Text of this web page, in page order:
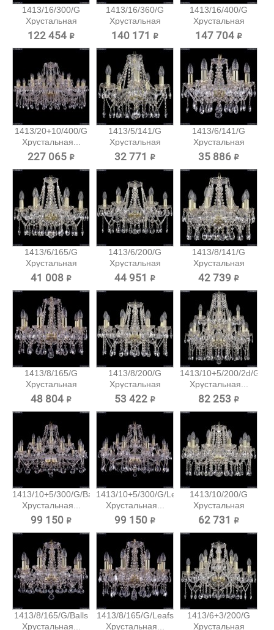
1413/16/300/G
Хрустальная
подвесная...
122 454 ₽
1413/16/360/G
Хрустальная
подвесная...
140 171 ₽
1413/16/400/G
Хрустальная
подвесная...
147 704 ₽
1413/20+10/400/G
Хрустальная...
227 065 ₽
1413/5/141/G
Хрустальная
подвесная...
32 771 ₽
1413/6/141/G
Хрустальная
подвесная...
35 886 ₽
1413/6/165/G
Хрустальная
подвесная...
41 008 ₽
1413/6/200/G
Хрустальная
подвесная...
44 951 ₽
1413/8/141/G
Хрустальная
подвесная...
42 739 ₽
1413/8/165/G
Хрустальная
подвесная...
48 804 ₽
1413/8/200/G
Хрустальная
подвесная...
53 422 ₽
1413/10+5/200/2d/G
Хрустальная...
82 253 ₽
1413/10+5/300/G/Balls
Хрустальная...
99 150 ₽
1413/10+5/300/G/Leafs
Хрустальная...
99 150 ₽
1413/10/200/G
Хрустальная
подвесная...
62 731 ₽
1413/8/165/G/Balls
Хрустальная...
1413/8/165/G/Leafs
Хрустальная...
1413/6+3/200/G
Хрустальная